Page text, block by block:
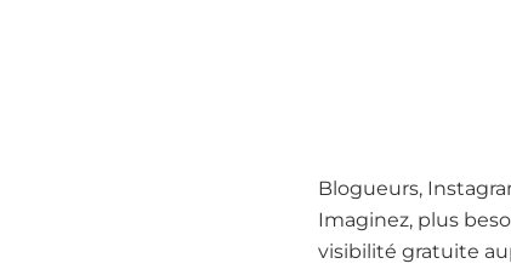
Blogueurs,
Imaginez, plus
visibilité gratuite